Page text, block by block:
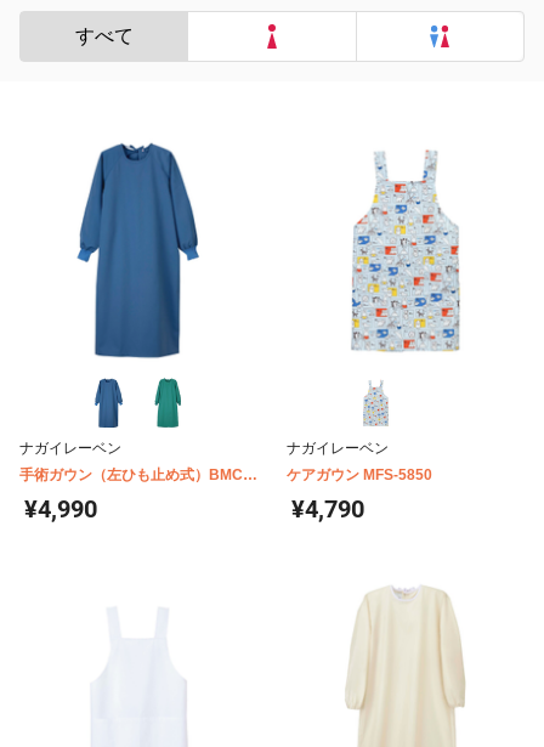
すべて
ナガイレーベン
手術ガウン（左ひも止め式）BMC-
8910
¥4,990
ナガイレーベン
ケアガウン MFS-5850
¥4,790